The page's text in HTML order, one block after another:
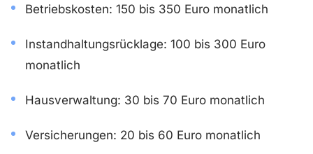
Betriebskosten: 150 bis 350 Euro monatlich
Instandhaltungsrücklage: 100 bis 300 Euro
monatlich
Hausverwaltung: 30 bis 70 Euro monatlich
Versicherungen: 20 bis 60 Euro monatlich